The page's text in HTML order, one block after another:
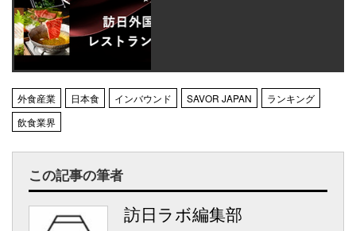
外食産業 日本食 インバウンド SAVOR JAPAN
ランキング
飲食業界
この記事の筆者
訪日ラボ編集部